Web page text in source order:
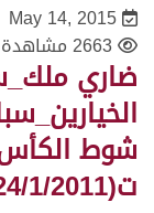
May 14, 2015
2663 مشاهدة
ضاري
ت(24/1/2011